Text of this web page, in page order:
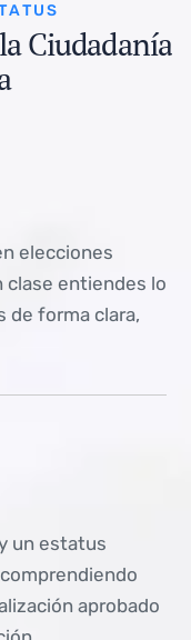
ATUS
laCiudadanía
elecciones
clase entiendes lo
de forma clara,
un estatus
aprobado